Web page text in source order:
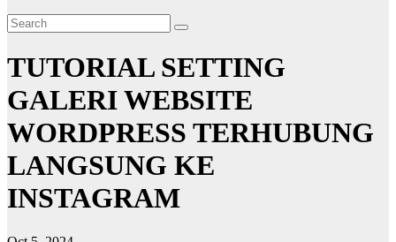
TUTORIAL SETTING
GALERI WEBSITE
WORDPRESS TERHUBUNG
LANGSUNG KE
INSTAGRAM